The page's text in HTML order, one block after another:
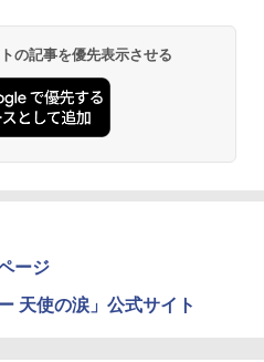
の記事を優先表示させる
ージ
天使の涙」公式サイト